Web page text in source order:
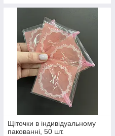
Щіточки в індивідуальному
пакованні, 50 шт.